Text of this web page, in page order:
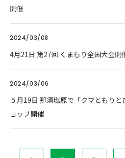
開催
2024/03/08
4月21日 第27回 くまもり全国大会開
2024/03/06
５月19日 那須塩原で「クマともり
ョップ開催